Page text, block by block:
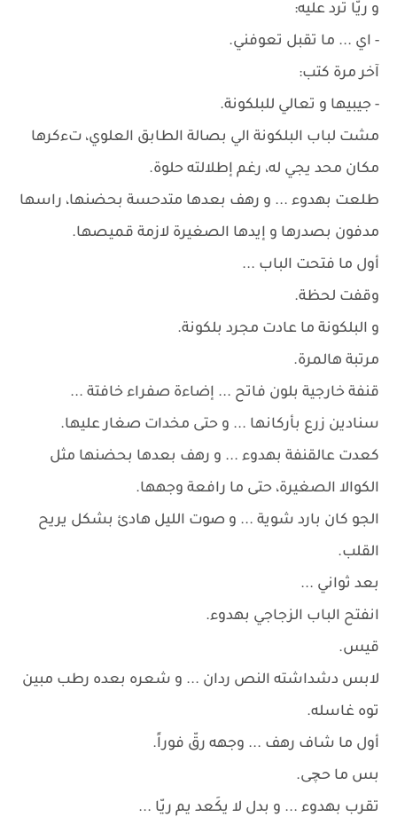
و ريّا ترد عليه:
- اي ... ما تقبل تعوفني.
آخر مرة كتب:
- جيبيها و تعالي للبلكونة.
مشت لباب البلكونة الي بصالة الطابق العلوي، تءكرها
مكان محد يجي له، رغم إطلالته حلوة.
طلعت بهدوء ... و رهف بعدها متدحسة بحضنها، راسها
مدفون بصدرها و إيدها الصغيرة لازمة قميصها.
أول ما فتحت الباب ...
وقفت لحظة.
و البلكونة ما عادت مجرد بلكونة.
مرتبة هالمرة.
قنفة خارجية بلون فاتح ... إضاءة صفراء خافتة ...
سنادين زرع بأركانها ... و حتى مخدات صغار عليها.
كعدت عالقنفة بهدوء ... و رهف بعدها بحضنها مثل
الكوالا الصغيرة، حتى ما رافعة وجهها.
الجو كان بارد شوية ... و صوت الليل هادئ بشكل يريح
القلب.
بعد ثواني ...
انفتح الباب الزجاجي بهدوء.
قيس.
لابس دشداشته النص ردان ... و شعره بعده رطب مبين
توه غاسله.
أول ما شاف رهف ... وجهه رقّ فوراً.
بس ما حچى.
تقرب بهدوء ... و بدل لا يكَعد يم ريّا ...